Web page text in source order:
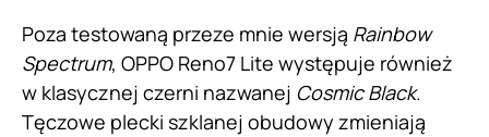
Poza testowaną przeze mnie wersją Rainbow
Spectrum, OPPO Reno7 Lite występuje również
w klasycznej czerni nazwanej Cosmic Black.
Tęczowe plecki szklanej obudowy zmieniają